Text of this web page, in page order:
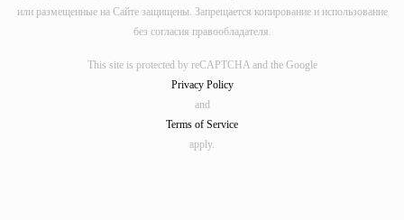
или размещенные на Сайте защищены. Запрещается копирование и использование
без согласия правообладателя.
This site is protected by reCAPTCHA and the Google
Privacy Policy
and
Terms of Service
apply.